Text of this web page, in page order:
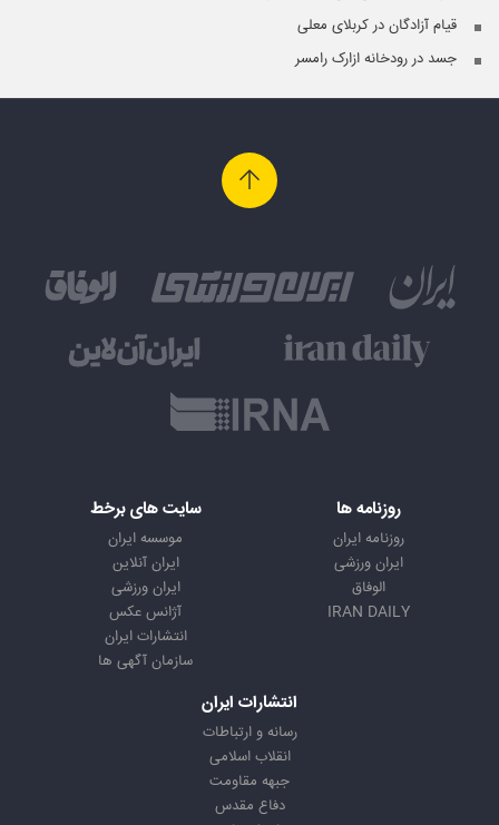
قیام آزادگان در کربلای معلی
جسد در رودخانه ازارک رامسر
روزنامه ها
روزنامه ایران
ایران ورزشی
الوفاق
IRAN DAILY
سایت های برخط
موسسه ایران
ایران آنلاین
ایران ورزشی
آژانس عکس
انتشارات ایران
سازمان آگهی ها
انتشارات ایران
رسانه و ارتباطات
انقلاب اسلامی
جبهه مقاومت
دفاع مقدس